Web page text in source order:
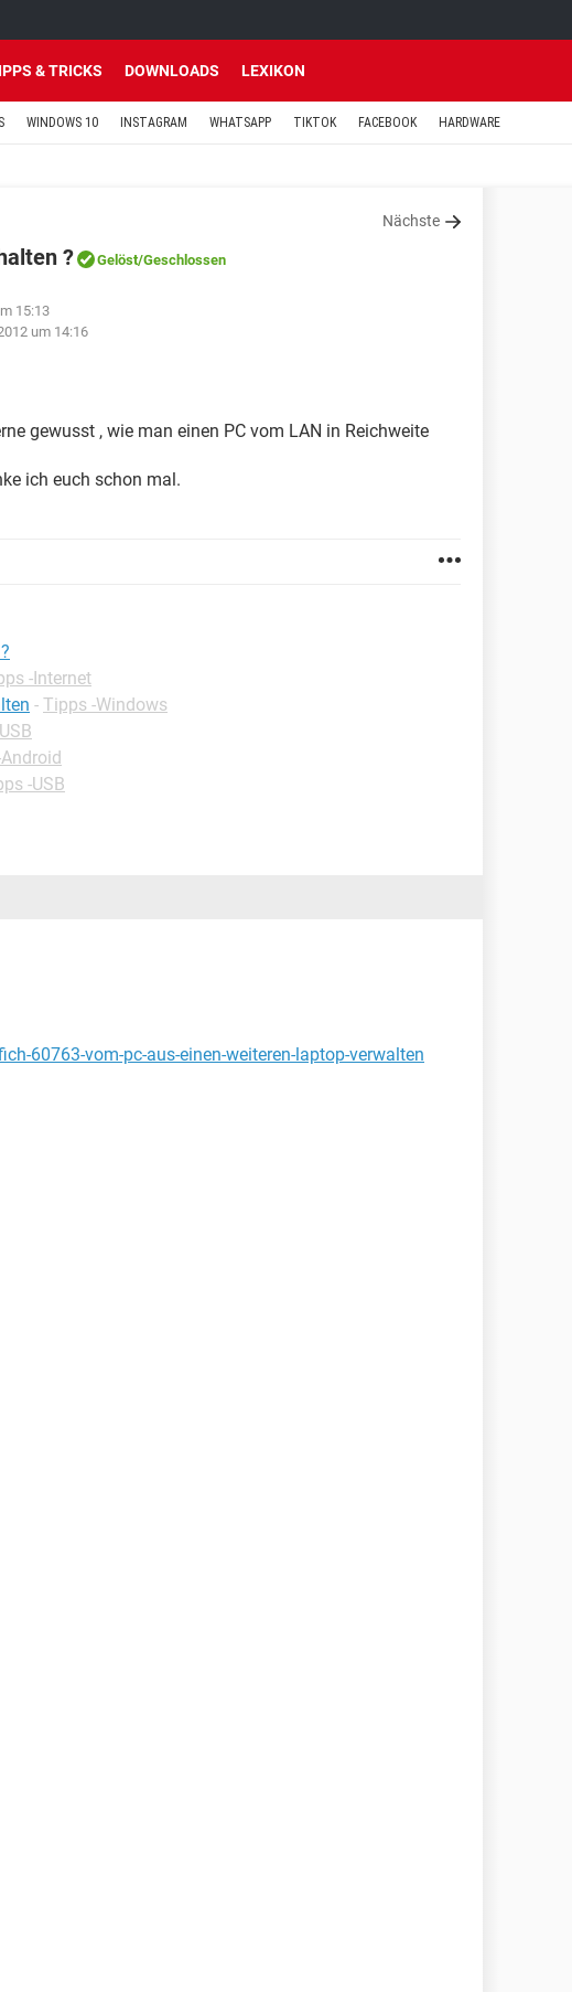
& TRICKS DOWNLOADS LEXIKON
WINDOWS 10 INSTAGRAM WHATSAPP TIKTOK FACEBOOK HARDWARE
Nächste
? Gelöst/Geschlossen
15:13
um 14:16
gewusst , wie man einen PC vom LAN in Reichweite
ich euch schon mal.
-Internet
- Tipps -Windows
-USB
60763-vom-pc-aus-einen-weiteren-laptop-verwalten